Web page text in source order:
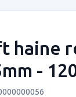
haine
-